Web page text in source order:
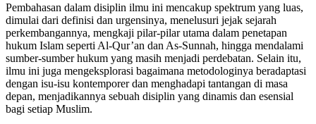
Pembahasan dalam disiplin ilmu ini mencakup spektrum yang luas,
dimulai dari definisi dan urgensinya, menelusuri jejak sejarah
perkembangannya, mengkaji pilar-pilar utama dalam penetapan
hukum Islam seperti Al-Qur’an dan As-Sunnah, hingga mendalami
sumber-sumber hukum yang masih menjadi perdebatan. Selain itu,
ilmu ini juga mengeksplorasi bagaimana metodologinya beradaptasi
dengan isu-isu kontemporer dan menghadapi tantangan di masa
depan, menjadikannya sebuah disiplin yang dinamis dan esensial
bagi setiap Muslim.